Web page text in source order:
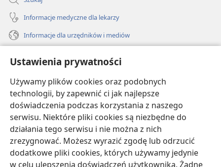
Ustawienia prywatności
Używamy plików cookies oraz podobnych
technologii, by zapewnić ci jak najlepsze
doświadczenia podczas korzystania z naszego
serwisu. Niektóre pliki cookies są niezbędne do
działania tego serwisu i nie można z nich
zrezygnować. Możesz wyrazić zgodę lub odrzucić
dodatkowe pliki cookies, których używamy jedynie
w celu ulepszenia doświadczeń użytkownika. Żadne
Informacje medyczne dla lekarzy
Informacje dla urzędników i mediów
Darowizny
(opens
new
window)BIBLIOTEKA INTERNETOWA Strażnicy
(opens
new
window)JW Hub
(opens
new
window)JW Library